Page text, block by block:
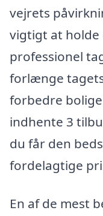
vejrets
vigtigt at holde
professionel
forlænge
forbedre
indhente 3
du får den
fordelagtige
En af de mest